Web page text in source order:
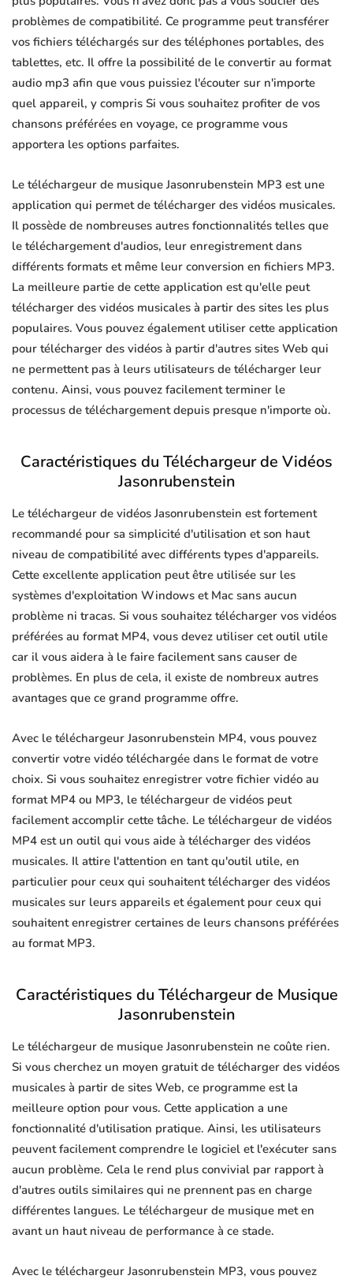
problèmes de compatibilité. Ce programme peut transférer
vos fichiers téléchargés sur des téléphones portables, des
tablettes, etc. Il offre la possibilité de le convertir au format
audio mp3 afin que vous puissiez l'écouter sur n'importe
quel appareil, y compris Si vous souhaitez profiter de vos
chansons préférées en voyage, ce programme vous
apportera les options parfaites.
Le téléchargeur de musique Jasonrubenstein MP3 est une
application qui permet de télécharger des vidéos musicales.
Il possède de nombreuses autres fonctionnalités telles que
le téléchargement d'audios, leur enregistrement dans
différents formats et même leur conversion en fichiers MP3.
La meilleure partie de cette application est qu'elle peut
télécharger des vidéos musicales à partir des sites les plus
populaires. Vous pouvez également utiliser cette application
pour télécharger des vidéos à partir d'autres sites Web qui
ne permettent pas à leurs utilisateurs de télécharger leur
contenu. Ainsi, vous pouvez facilement terminer le
processus de téléchargement depuis presque n'importe où.
Caractéristiques du Téléchargeur de Vidéos
Jasonrubenstein
Le téléchargeur de vidéos Jasonrubenstein est fortement
recommandé pour sa simplicité d'utilisation et son haut
niveau de compatibilité avec différents types d'appareils.
Cette excellente application peut être utilisée sur les
systèmes d'exploitation Windows et Mac sans aucun
problème ni tracas. Si vous souhaitez télécharger vos vidéos
préférées au format MP4, vous devez utiliser cet outil utile
car il vous aidera à le faire facilement sans causer de
problèmes. En plus de cela, il existe de nombreux autres
avantages que ce grand programme offre.
Avec le téléchargeur Jasonrubenstein MP4, vous pouvez
convertir votre vidéo téléchargée dans le format de votre
choix. Si vous souhaitez enregistrer votre fichier vidéo au
format MP4 ou MP3, le téléchargeur de vidéos peut
facilement accomplir cette tâche. Le téléchargeur de vidéos
MP4 est un outil qui vous aide à télécharger des vidéos
musicales. Il attire l'attention en tant qu'outil utile, en
particulier pour ceux qui souhaitent télécharger des vidéos
musicales sur leurs appareils et également pour ceux qui
souhaitent enregistrer certaines de leurs chansons préférées
au format MP3.
Caractéristiques du Téléchargeur de Musique
Jasonrubenstein
Le téléchargeur de musique Jasonrubenstein ne coûte rien.
Si vous cherchez un moyen gratuit de télécharger des vidéos
musicales à partir de sites Web, ce programme est la
meilleure option pour vous. Cette application a une
fonctionnalité d'utilisation pratique. Ainsi, les utilisateurs
peuvent facilement comprendre le logiciel et l'exécuter sans
aucun problème. Cela le rend plus convivial par rapport à
d'autres outils similaires qui ne prennent pas en charge
différentes langues. Le téléchargeur de musique met en
avant un haut niveau de performance à ce stade.
Avec le téléchargeur Jasonrubenstein MP3, vous pouvez